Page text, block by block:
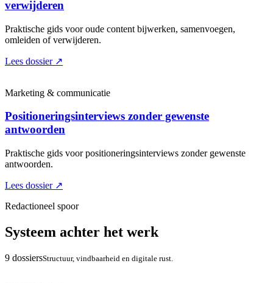
verwijderen
Praktische gids voor oude content bijwerken, samenvoegen,
omleiden of verwijderen.
Lees dossier ↗
Marketing & communicatie
Positioneringsinterviews zonder gewenste
antwoorden
Praktische gids voor positioneringsinterviews zonder gewenste
antwoorden.
Lees dossier ↗
Redactioneel spoor
Systeem achter het werk
9 dossiersStructuur, vindbaarheid en digitale rust.